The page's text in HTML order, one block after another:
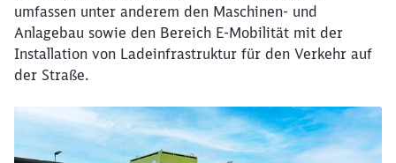
umfassen unter anderem den Maschinen- und
Anlagebau sowie den Bereich E-Mobilität mit der
Installation von Ladeinfrastruktur für den Verkehr auf
der Straße.